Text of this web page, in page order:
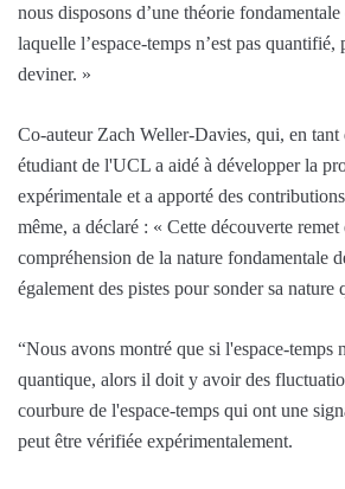
nous disposons d’une théorie
laquelle l’espace-temps n’est pas quantifié,
deviner. »
Co-auteur Zach Weller-Davies, qui, en tant
étudiant de l'UCL a aidé à développer la
expérimentale et a apporté des
même, a déclaré : « Cette découverte
compréhension de la nature fondamentale
également des pistes pour sonder sa nature
“Nous avons montré que si l'espace-temps
quantique, alors il doit y avoir des
courbure de l'espace-temps qui ont une
peut être vérifiée expérimentalement.